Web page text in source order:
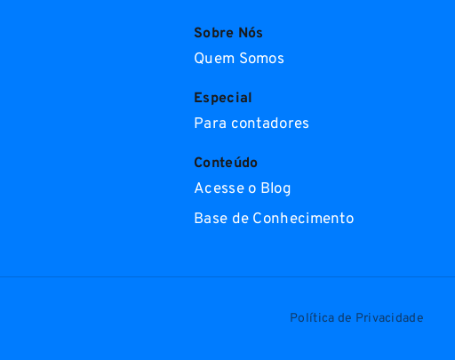
Sobre Nós
Quem Somos
Especial
Para contadores
Conteúdo
Acesse o Blog
Base de Conhecimento
Política de Privacidade